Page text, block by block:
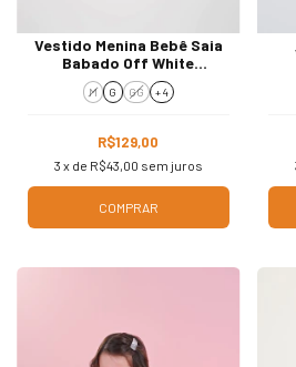
Vestido Menina Bebê Saia
Babado Off White
Vermelho 3101
M G GG + 4
R$129,00
3 x de R$43,00 sem juros
COMPRAR